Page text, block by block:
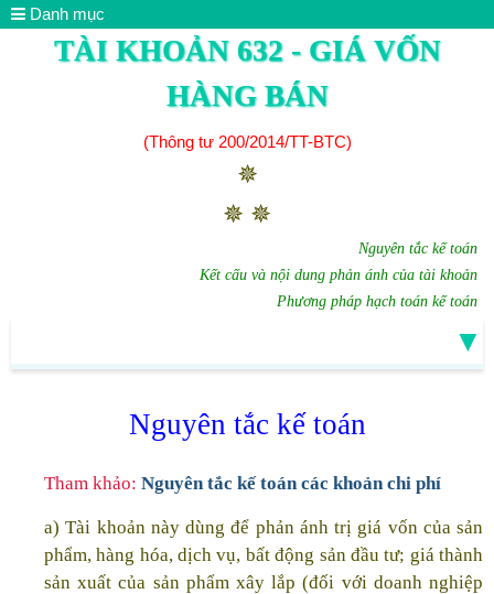
Danh mục
TÀI KHOẢN 632 - GIÁ VỐN
HÀNG BÁN
(Thông tư 200/2014/TT-BTC)
✵
✵ ✵
Nguyên tắc kế toán
Kết cấu và nội dung phản ánh của tài khoản
Phương pháp hạch toán kế toán
▼
Nguyên tắc kế toán
Tham khảo: Nguyên tắc kế toán các khoản chi phí
a) Tài khoản này dùng để phản ánh trị giá vốn của sản
phẩm, hàng hóa, dịch vụ, bất động sản đầu tư; giá thành
sản xuất của sản phẩm xây lắp (đối với doanh nghiệp